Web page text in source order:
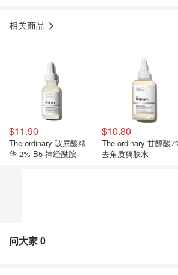
相关商品
$11.90
The ordinary 玻尿酸精
华 2% B5 神经酰胺
$10.80
The ordinary 甘醇酸
去角质爽肤水
问大家0